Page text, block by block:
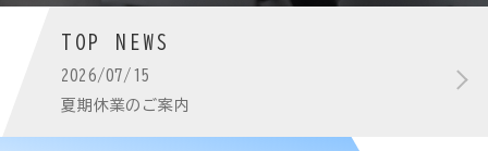
TOP NEWS
2026/07/15
夏期休業のご案内